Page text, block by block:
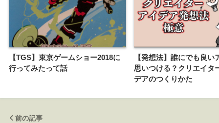
【TGS】東京ゲームショー2018に
行ってみたって話
【発想法】誰にでも良い
思いつける？クリエイタ
デアのつくりかた
前の記事